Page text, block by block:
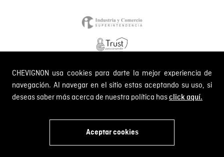
CHEVIGNON usa cookies para darte la mejor experiencia de
navegación. Al navegar en el sitio estas aceptando su uso, si
deseas saber más acerca de nuestra política hasclick aquí.
Aceptar cookies
Línea nacional: 01 8000 189002
Comodin S.A.S. NIT: 800.069.933-6
© 2024 Chevignon, todos los derechos reservados